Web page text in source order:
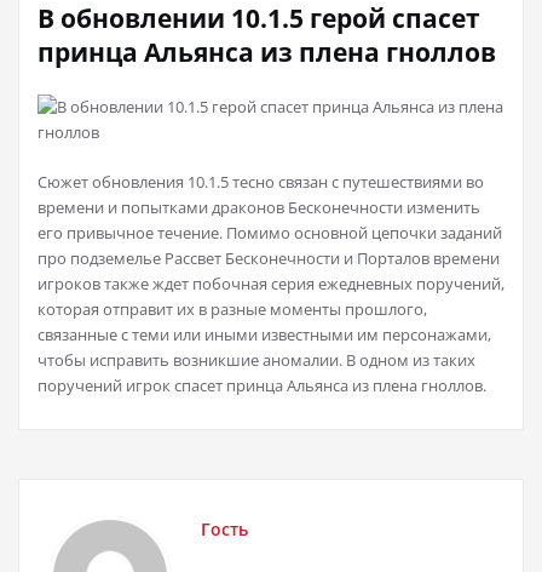
В обновлении 10.1.5 герой спасет
принца Альянса из плена гноллов
Сюжет обновления 10.1.5 тесно связан с путешествиями во
времени и попытками драконов Бесконечности изменить
его привычное течение. Помимо основной цепочки заданий
про подземелье Рассвет Бесконечности и Порталов времени
игроков также ждет побочная серия ежедневных поручений,
которая отправит их в разные моменты прошлого,
связанные с теми или иными известными им персонажами,
чтобы исправить возникшие аномалии. В одном из таких
поручений игрок спасет принца Альянса из плена гноллов.
Гость